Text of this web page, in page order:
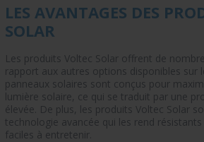
LES AVANTAGES DES
SOLAR
Les produits Voltec Solar offrent de
rapport aux autres options disponibles sur
panneaux solaires sont conçus pour
lumière solaire, ce qui se traduit par une
élevée. De plus, les produits Voltec Solar
technologie avancée qui les rend
faciles à entretenir.